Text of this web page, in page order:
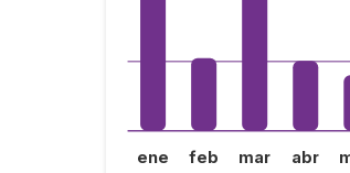
ene feb mar abr